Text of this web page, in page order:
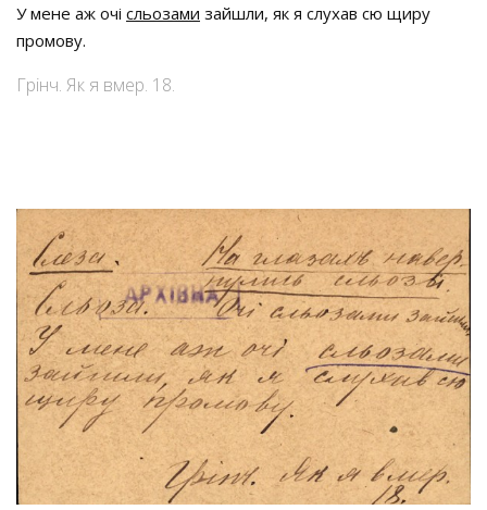
У мене аж очі сльозами зайшли, як я слухав сю щиру
промову.
Грінч. Як я вмер. 18.